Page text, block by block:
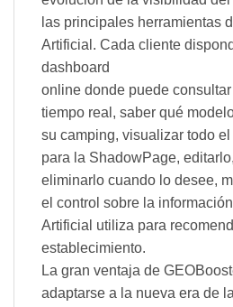
las principales herramientas
Artificial. Cada cliente
dashboard
online donde puede
tiempo real, saber qué
su camping, visualizar todo
para la ShadowPage,
eliminarlo cuando lo desee,
el control sobre la
Artificial utiliza para
establecimiento.
La gran ventaja de
adaptarse a la nueva era de